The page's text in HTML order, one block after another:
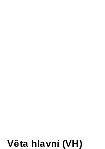
Věta hlavní (VH)